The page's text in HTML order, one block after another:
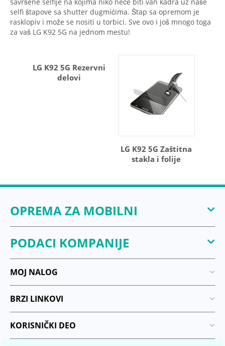
selfi štapove sa shutter dugmićima. Štap sa opremom je
rasklopiv i može se nositi u torbici. Sve ovo i još mnogo toga
za vaš LG K92 5G na jednom mestu!
LG K92 5G Rezervni
delovi
LG K92 5G Zaštitna
stakla i folije
OPREMA ZA MOBILNI
PODACI KOMPANIJE
MOJ NALOG
BRZI LINKOVI
KORISNIČKI DEO